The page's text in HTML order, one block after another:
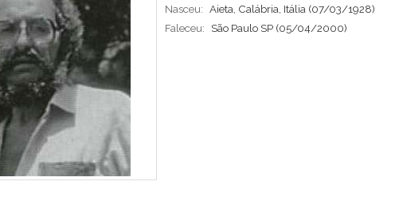
Nasceu: Aieta, Calábria, Itália (07/03/1928)
Faleceu:
São Paulo SP (05/04/2000)